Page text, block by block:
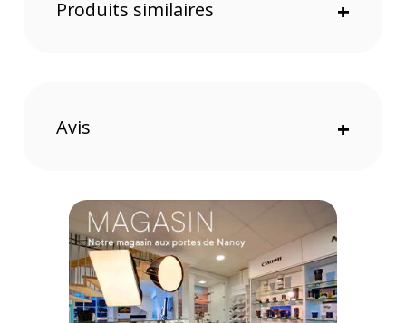
La batterie lithium rechargeable offre une autonomie, allant
Caractéristiques du clavier LogicKeyboard Avid Pro
Tools Titan FR (Mac) :
GENERAL
Compatibilité : Mac, iPad, iPhone
Application : Avid Pro Tools
Disposition : AZERTY (Français)
Nombre de touches : 109 (version ISO)
Produits similaires +
Avis +